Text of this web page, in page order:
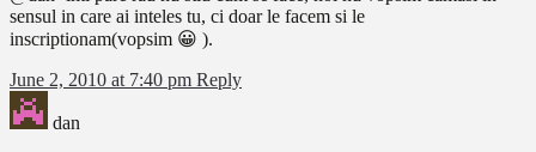
sensul in care ai inteles tu, ci doar le facem si le
inscriptionam(vopsim 😀 ).
June 2, 2010 at 7:40 pm Reply
dan